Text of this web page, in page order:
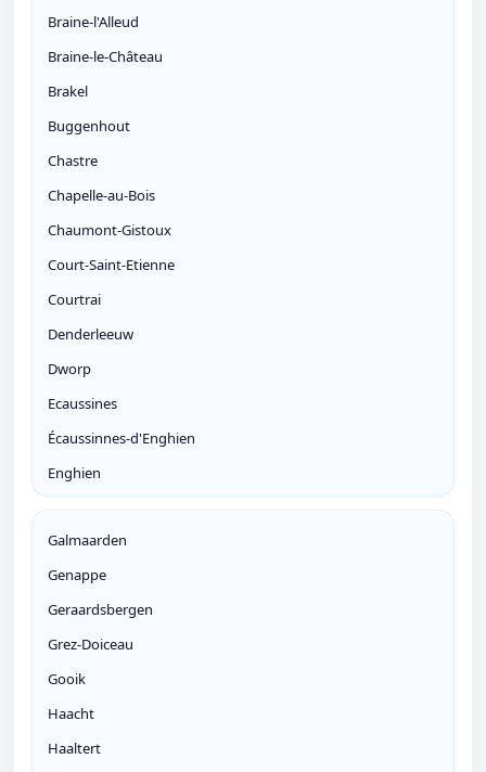
Braine-l'Alleud
Braine-le-Château
Brakel
Buggenhout
Chastre
Chapelle-au-Bois
Chaumont-Gistoux
Court-Saint-Etienne
Courtrai
Denderleeuw
Dworp
Ecaussines
Écaussinnes-d'Enghien
Enghien
Galmaarden
Genappe
Geraardsbergen
Grez-Doiceau
Gooik
Haacht
Haaltert